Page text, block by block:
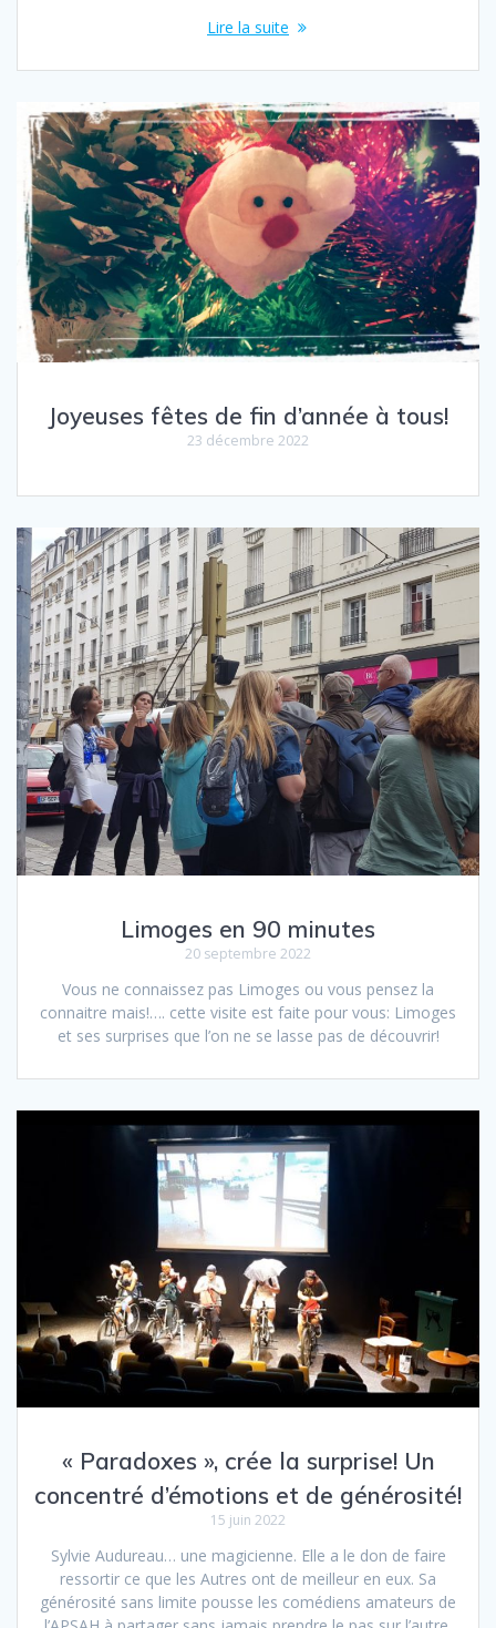
Lire la suite
Joyeuses fêtes de fin d’année à tous!
23 décembre 2022
Limoges en 90 minutes
20 septembre 2022
Vous ne connaissez pas Limoges ou vous pensez la
connaitre mais!…. cette visite est faite pour vous: Limoges
et ses surprises que l’on ne se lasse pas de découvrir!
« Paradoxes », crée la surprise! Un
concentré d’émotions et de générosité!
15 juin 2022
Sylvie Audureau… une magicienne. Elle a le don de faire
ressortir ce que les Autres ont de meilleur en eux. Sa
générosité sans limite pousse les comédiens amateurs de